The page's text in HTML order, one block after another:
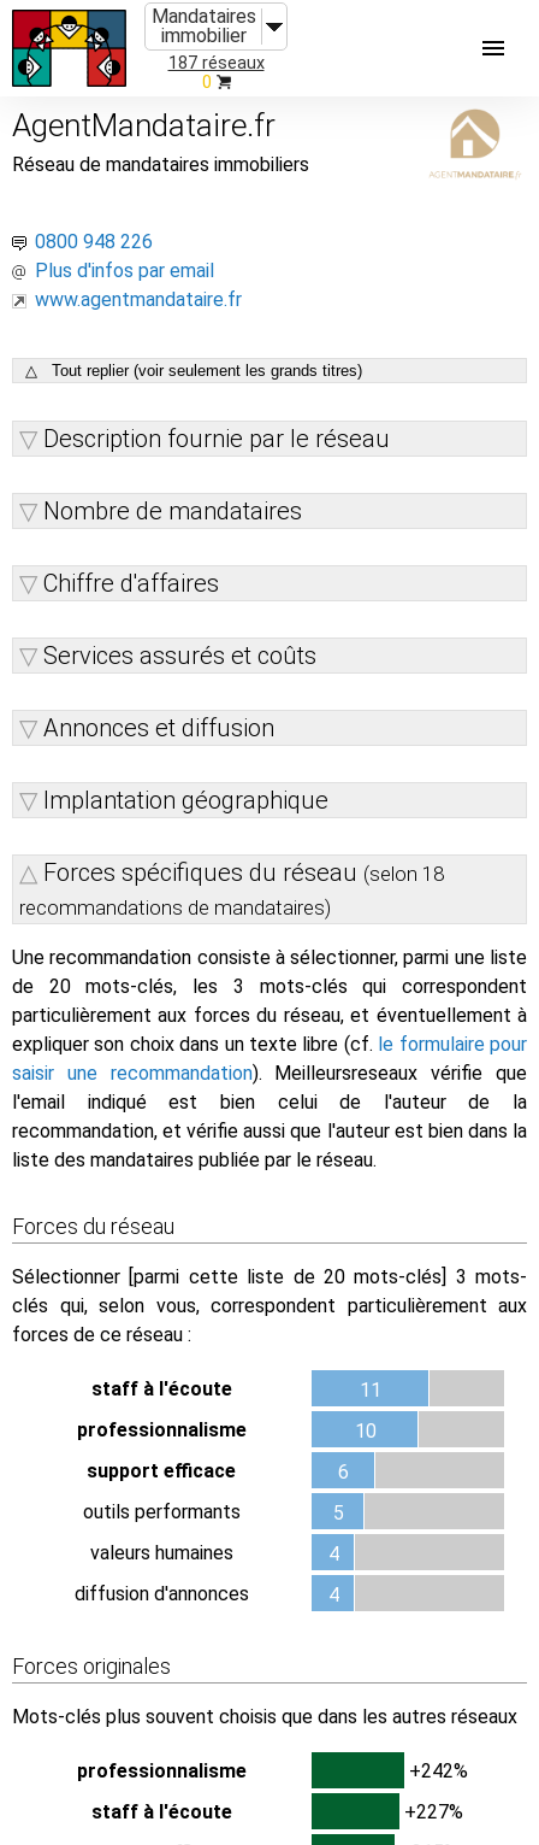
Mandataires
immobilier
187 réseaux
0
AgentMandataire.fr
Réseau de mandataires immobiliers
0800 948 226
Plus d'infos par email
www.agentmandataire.fr
△ Tout replier (voir seulement les grands titres)
Description fournie par le réseau
Nombre de mandataires
Chiffre d'affaires
Services assurés et coûts
Annonces et diffusion
Implantation géographique
Forces spécifiques du réseau (selon 18
recommandations de mandataires)
Une recommandation consiste à sélectionner, parmi une liste
de 20 mots-clés, les 3 mots-clés qui correspondent
particulièrement aux forces du réseau, et éventuellement à
expliquer son choix dans un texte libre (cf. le formulaire pour
saisir une recommandation). Meilleursreseaux vérifie que
l'email indiqué est bien celui de l'auteur de la
recommandation, et vérifie aussi que l'auteur est bien dans la
liste des mandataires publiée par le réseau.
Forces du réseau
Sélectionner [parmi cette liste de 20 mots-clés] 3 mots-
clés qui, selon vous, correspondent particulièrement aux
forces de ce réseau :
staff à l'écoute
11
professionnalisme
10
support efficace
6
outils performants
5
valeurs humaines
4
diffusion d'annonces
4
Forces originales
Mots-clés plus souvent choisis que dans les autres réseaux
professionnalisme
+242%
staff à l'écoute
+227%